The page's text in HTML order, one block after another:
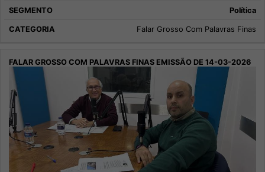
Política
Falar Grosso Com Palavras Finas